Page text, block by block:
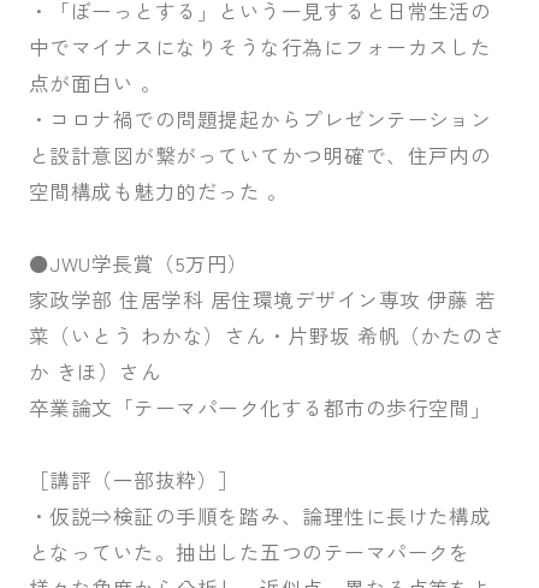
・「ぼーっとする」という一見すると日常生活の
中でマイナスになりそうな行為にフォーカスした
点が面白い 。
・コロナ禍での問題提起からプレゼンテーション
と設計意図が繋がっていてかつ明確で、住戸内の
空間構成も魅力的だった 。
⚫JWU学長賞（5万円）
家政学部 住居学科 居住環境デザイン専攻 伊藤 若
菜（いとう わかな）さん・片野坂 希帆（かたのさ
か きほ）さん
卒業論文「テーマパーク化する都市の歩行空間」
［講評（一部抜粋）］
・仮説⇒検証の手順を踏み、論理性に長けた構成
となっていた。抽出した五つのテーマパークを